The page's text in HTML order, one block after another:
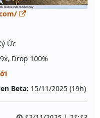
Ức
Drop 100%
Beta: 15/11/2025 (19h)